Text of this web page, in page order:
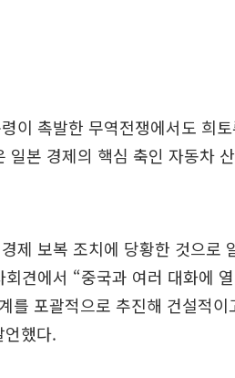
이 촉발한 무역전쟁에서도 희
일본 경제의 핵심 축인 자동차
제 보복 조치에 당황한 것으로
견에서 “중국과 여러 대화에
를 포괄적으로 추진해 건설적
했다.